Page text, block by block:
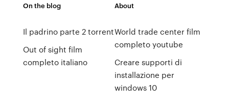
On the blog
Il padrino parte 2 torrent
Out of sight film
completo italiano
About
World trade center film
completo youtube
Creare supporti di
installazione per
windows 10